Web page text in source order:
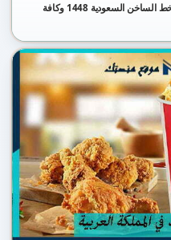
رقم خدمه عملاء فروع بنك الخليج الدولي الخط الساخن السعودية 1448 وكافة